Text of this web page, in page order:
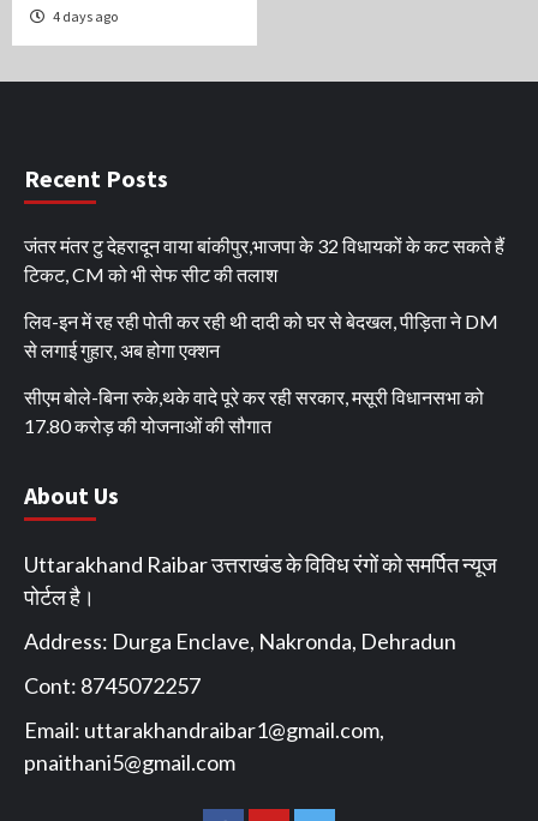
4 days ago
Recent Posts
जंतर मंतर टु देहरादून वाया बांकीपुर,भाजपा के 32 विधायकों के कट सकते हैं
टिकट, CM को भी सेफ सीट की तलाश
लिव-इन में रह रही पोती कर रही थी दादी को घर से बेदखल, पीड़िता ने DM
से लगाई गुहार, अब होगा एक्शन
सीएम बोले-बिना रुके,थके वादे पूरे कर रही सरकार, मसूरी विधानसभा को
17.80 करोड़ की योजनाओं की सौगात
About Us
Uttarakhand Raibar उत्तराखंड के विविध रंगों को समर्पित न्यूज
पोर्टल है।
Address: Durga Enclave, Nakronda, Dehradun
Cont: 8745072257
Email: uttarakhandraibar1@gmail.com,
pnaithani5@gmail.com